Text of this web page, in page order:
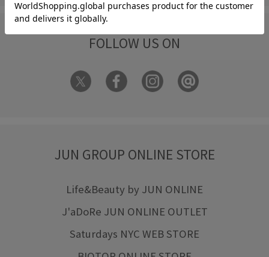
FOLLOW US ON
JUN GROUP ONLINE STORE
Life&Beauty by JUN ONLINE
J'aDoRe JUN ONLINE OUTLET
Saturdays NYC WEB STORE